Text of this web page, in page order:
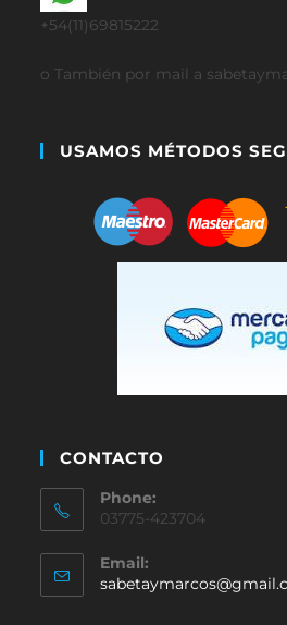
+54(11)69815222
o También por mail a
USAMOS MÉTODOS
CONTACTO
Phone:
03775-423704
Email: